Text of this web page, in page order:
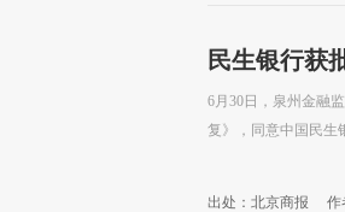
民生银行获
6月30日，泉州金融
复》，同意中国民生
出处：北京商报 作